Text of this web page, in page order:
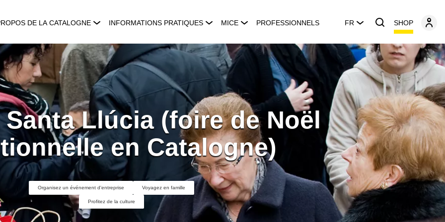
DE LA CATALOGNE INFORMATIONS PRATIQUES MICE PROFESSIONNELS FR SHOP
Llúcia (foire de Noël
en Catalogne)
Organisez un événement d'entreprise Voyagez en famille
Profitez de la culture